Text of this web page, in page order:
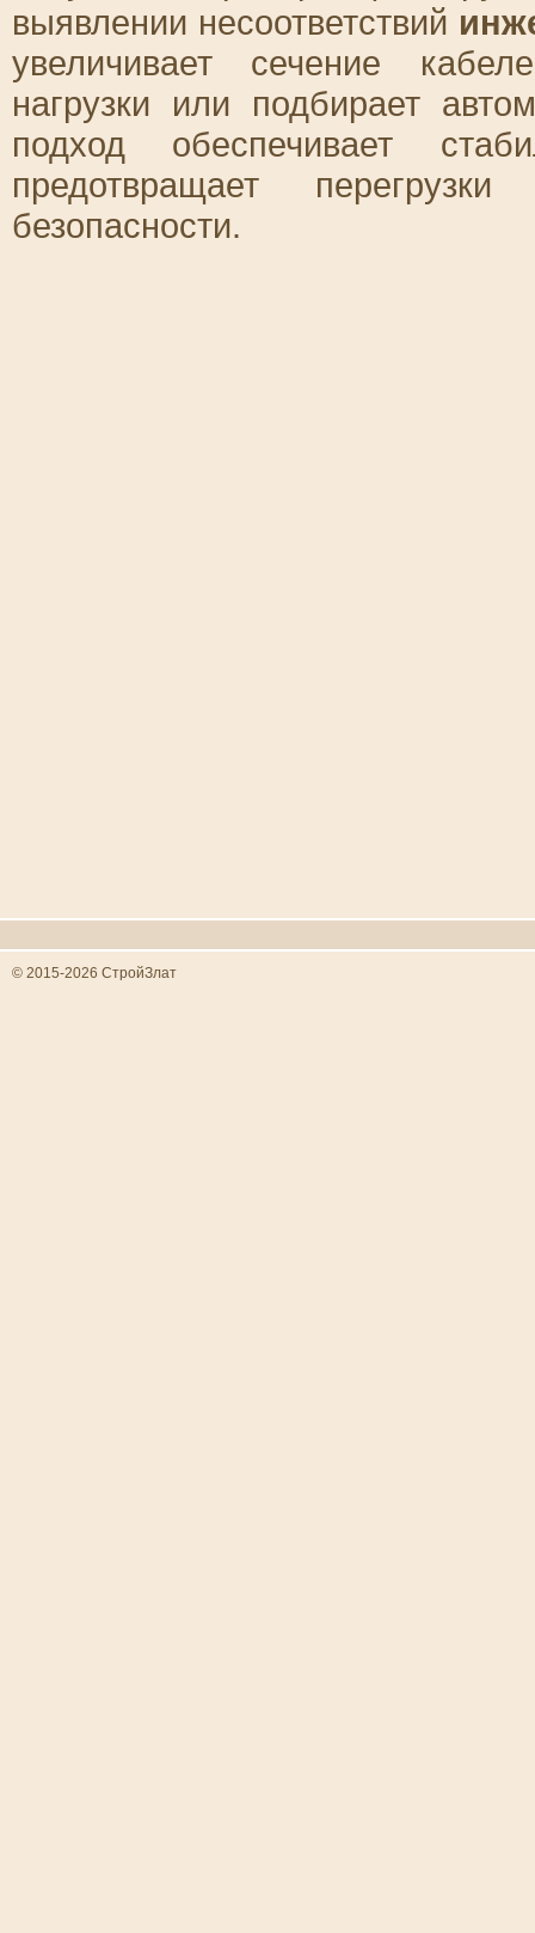
выявлении несоответствий
увеличивает сечение
нагрузки или подбирает
подход обеспечивает
предотвращает
безопасности.
© 2015-2026 СтройЗлат